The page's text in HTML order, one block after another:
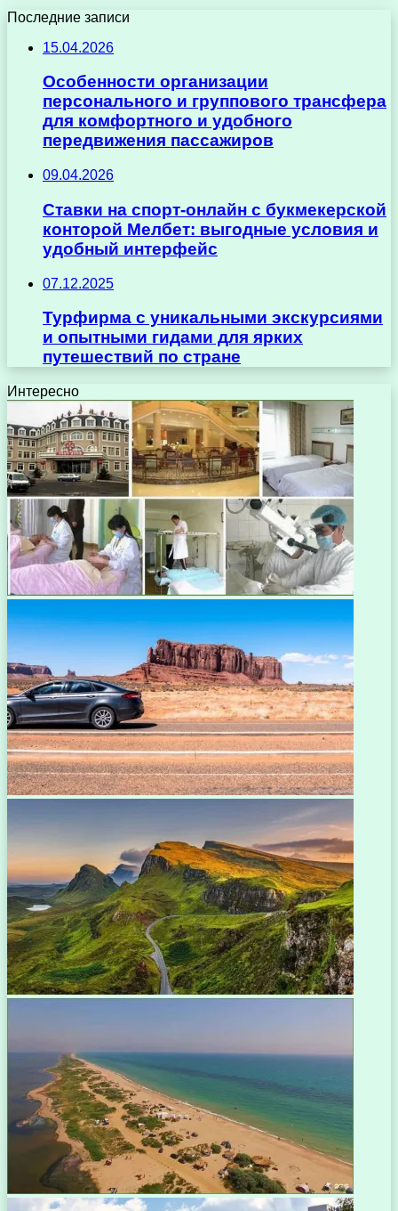
Последние записи
15.04.2026
Особенности организации
персонального и группового трансфера
для комфортного и удобного
передвижения пассажиров
09.04.2026
Ставки на спорт-онлайн с букмекерской
конторой Мелбет: выгодные условия и
удобный интерфейс
07.12.2025
Турфирма с уникальными экскурсиями
и опытными гидами для ярких
путешествий по стране
Интересно